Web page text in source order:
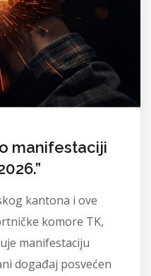
manifestaciji
kantona i ove
komore TK,
manifestaciju
događaj posvećen